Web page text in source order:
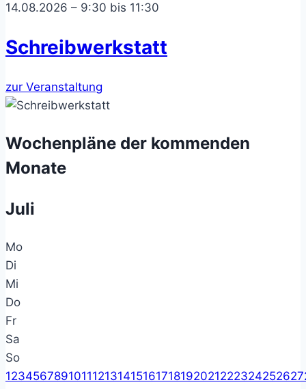
14.08.2026 – 9:30 bis 11:30
Schreibwerkstatt
zur Veranstaltung
Wochenpläne der kommenden
Monate
Juli
Mo
Di
Mi
Do
Fr
Sa
So
123456789101112131415161718192021222324252627